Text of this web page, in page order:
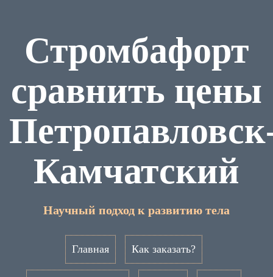
Стромбафорт
сравнить цены
Камчатский
Научный подход к развитию тела
Главная Как заказать?